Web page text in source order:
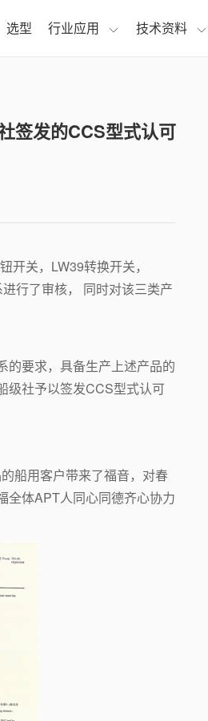
选型 行业应用 技术资料
签发的CCS型式认可
开关，LW39转换开关，
行了审核， 同时对该三类产
的要求，具备生产上述产品的
级社予以签发CCS型式认可
船用客户带来了福音，对春
全体APT人同心同德齐心协力